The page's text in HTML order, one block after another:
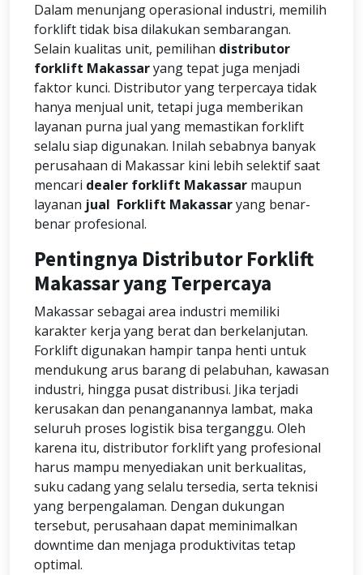
Dalam menunjang operasional industri, memilih
forklift tidak bisa dilakukan sembarangan.
Selain kualitas unit, pemilihan distributor
forklift Makassaryang tepat juga menjadi
faktor kunci. Distributor yang terpercaya tidak
hanya menjual unit, tetapi juga memberikan
layanan purna jual yang memastikan forklift
selalu siap digunakan. Inilah sebabnya banyak
perusahaan di Makassar kini lebih selektif saat
mencari dealer forklift Makassar maupun
layanan jual Forklift Makassaryang benar-
benar profesional.
Pentingnya Distributor Forklift
Makassar yang Terpercaya
Makassar sebagai area industri memiliki
karakter kerja yang berat dan berkelanjutan.
Forklift digunakan hampir tanpa henti untuk
mendukung arus barang di pelabuhan, kawasan
industri, hingga pusat distribusi. Jika terjadi
kerusakan dan penanganannya lambat, maka
seluruh proses logistik bisa terganggu. Oleh
karena itu, distributor forklift yang profesional
harus mampu menyediakan unit berkualitas,
suku cadang yang selalu tersedia, serta teknisi
yang berpengalaman. Dengan dukungan
tersebut, perusahaan dapat meminimalkan
downtime dan menjaga produktivitas tetap
optimal.